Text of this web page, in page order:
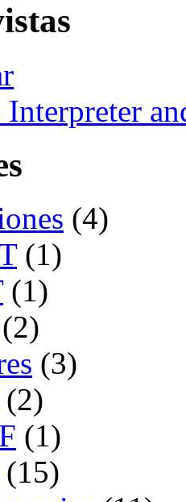
(4)
(1)
(1)
(2)
(3)
(2)
(1)
(15)